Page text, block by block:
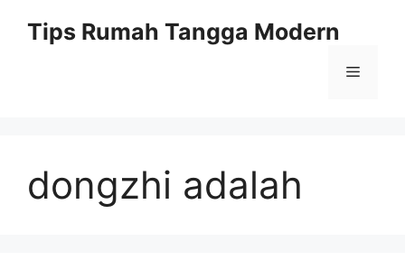
Tips Rumah Tangga Modern
Menu
dongzhi adalah